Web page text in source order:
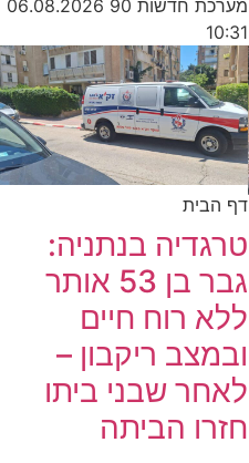
מערכת חדשות 90
06.08.2026
10:31
דף הבית
טרגדיה בנתניה:
גבר בן 53 אותר
ללא רוח חיים
ובמצב ריקבון –
לאחר שבני ביתו
חזרו הביתה